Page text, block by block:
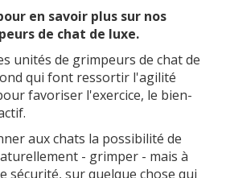
en savoir plus sur nos
de chat de luxe.
unités de grimpeurs de chat de
qui font ressortir l'agilité
favoriser l'exercice, le bien-
aux chats la possibilité de
- grimper - mais à
sécurité, sur quelque chose qui